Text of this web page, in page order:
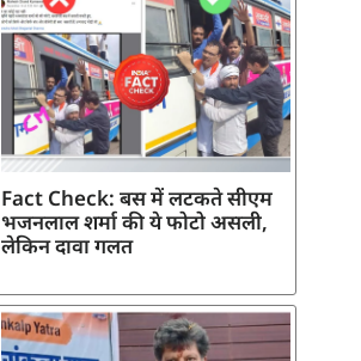
Fact Check: बस में लटकते सीएम
भजनलाल शर्मा की ये फोटो असली,
लेकिन दावा गलत